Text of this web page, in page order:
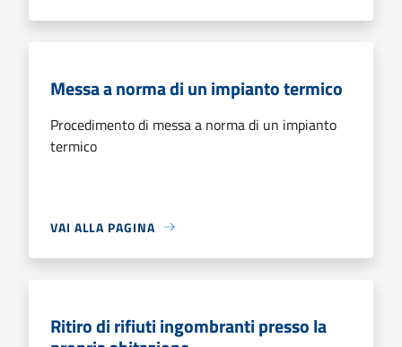
Messa a norma di un impianto termico
Procedimento di messa a norma di un impianto
termico
VAI ALLA PAGINA
Ritiro di rifiuti ingombranti presso la